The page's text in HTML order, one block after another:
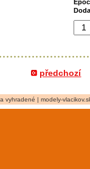
předchozí
vyhradené | modely-